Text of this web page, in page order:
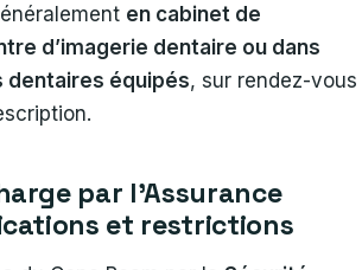
en cabinet de
d’imagerie dentaire ou dans
dentaires équipés, sur rendez-vous
par l’Assurance
et restrictions